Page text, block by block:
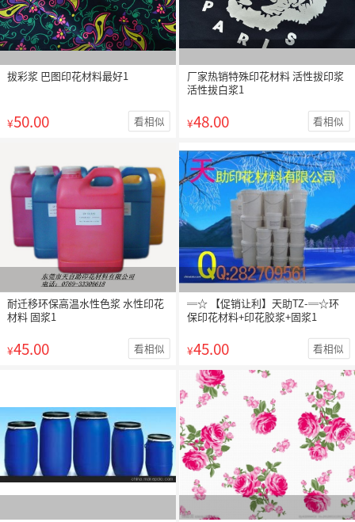
拔彩浆 巴图印花材料最好1
¥50.00 看相似
厂家热销特殊印花材料 活性拔印浆
活性拔白浆1
¥48.00 看相似
耐迁移环保高温水性色浆 水性印花
材料 固浆1
¥45.00 看相似
═☆ 【促销让利】天助TZ-═☆环
保印花材料+印花胶浆+固浆1
¥45.00 看相似